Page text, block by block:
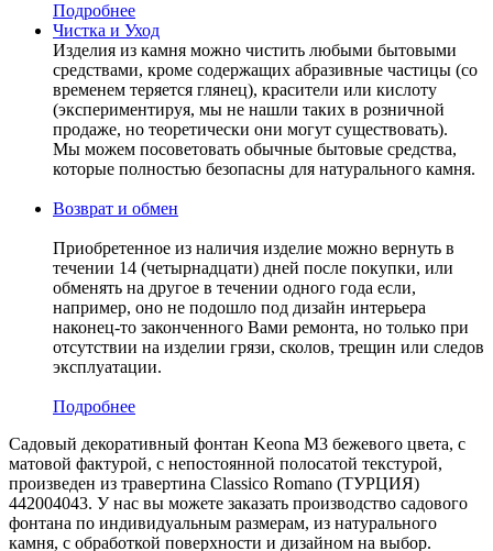
Подробнее
Чистка и Уход
Изделия из камня можно чистить любыми бытовыми
средствами, кроме содержащих абразивные частицы (со
временем теряется глянец), красители или кислоту
(экспериментируя, мы не нашли таких в розничной
продаже, но теоретически они могут существовать).
Мы можем посоветовать обычные бытовые средства,
которые полностью безопасны для натурального камня.
Возврат и обмен
Приобретенное из наличия изделие можно вернуть в
течении 14 (четырнадцати) дней после покупки, или
обменять на другое в течении одного года если,
например, оно не подошло под дизайн интерьера
наконец-то законченного Вами ремонта, но только при
отсутствии на изделии грязи, сколов, трещин или следов
эксплуатации.
Подробнее
Садовый декоративный фонтан Keona M3 бежевого цвета, с
матовой фактурой, c непостоянной полосатой текстурой,
произведен из травертина Classico Romano (ТУРЦИЯ)
442004043. У нас вы можете заказать производство садового
фонтана по индивидуальным размерам, из натурального
камня, с обработкой поверхности и дизайном на выбор.